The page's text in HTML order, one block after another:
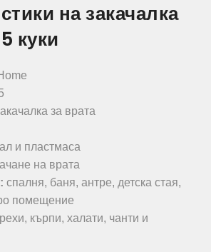
на закачалка
куки
за врата
и пластмаса
на врата
спалня, баня, антре, детска стая,
помещение
кърпи, халати, чанти и